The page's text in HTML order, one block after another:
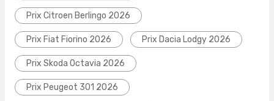
Prix Citroen Berlingo 2026
Prix Fiat Fiorino 2026 Prix Dacia Lodgy 2026
Prix Skoda Octavia 2026
Prix Peugeot 301 2026